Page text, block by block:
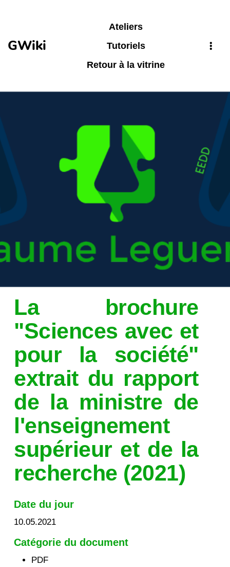
GWiki
Ateliers
Tutoriels
Retour à la vitrine
La brochure
"Sciences avec et
pour la société"
extrait du rapport
de la ministre de
l'enseignement
supérieur et de la
recherche (2021)
Date du jour
10.05.2021
Catégorie du document
PDF